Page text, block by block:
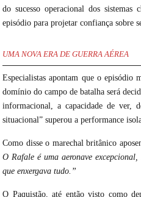
do sucesso operacional dos
episódio para projetar confiança sobre
UMA NOVA ERA DE GUERRA AÉREA
Especialistas apontam que o episódio
domínio do campo de batalha será
informacional, a capacidade de ver,
situacional” superou a performance
Como disse o marechal britânico
O Rafale é uma aeronave
que enxergava tudo.”
O Paquistão, até então visto como